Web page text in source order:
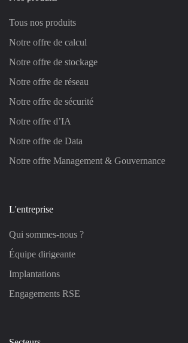
Tous nos produits
Notre offre de calcul
Notre offre de stockage
Notre offre de réseau
Notre offre de sécurité
Notre offre d’IA
Notre offre de Data
Notre offre Management & Gouvernance
L'entreprise
Qui sommes-nous ?
Équipe dirigeante
Implantations
Engagements RSE